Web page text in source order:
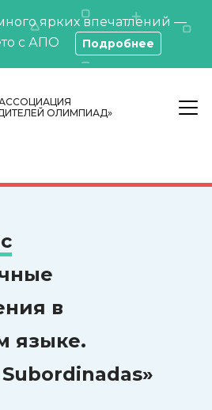
ярких впечатлений —
с АПО
Подробнее
ОЛИМПИАД»
в
языке.